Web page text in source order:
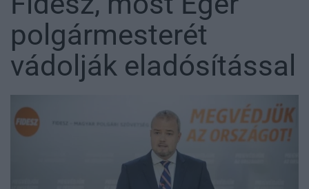
polgármesterét
vádolják eladósítással